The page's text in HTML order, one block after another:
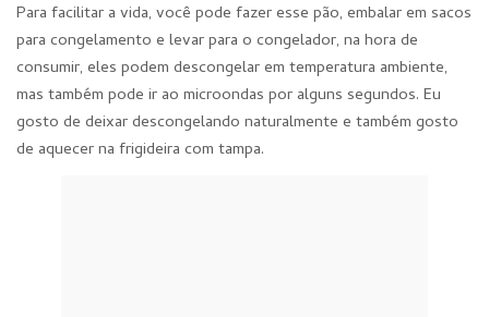
Para facilitar a vida, você pode fazer esse pão, embalar em sacos
para congelamento e levar para o congelador, na hora de
consumir, eles podem descongelar em temperatura ambiente,
mas também pode ir ao microondas por alguns segundos. Eu
gosto de deixar descongelando naturalmente e também gosto
de aquecer na frigideira com tampa.